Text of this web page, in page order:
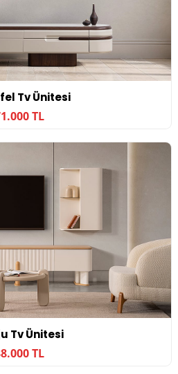
Tv Ünitesi
TL
Tv Ünitesi
TL